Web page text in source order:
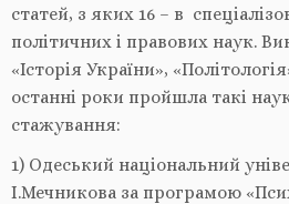
статей, з яких 16 – в
політичних і правових наук.
«Історія України»,
останні роки пройшла такі
стажування:
1) Одеський національний
І.Мечникова за програмою